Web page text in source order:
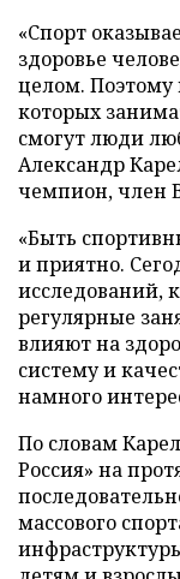
«Спорт
здоровье
целом. Поэтому
которых
смогут люди
Александр
чемпион, член
«Быть
и приятно.
исследований,
регулярные
влияют на
систему и
намного
По словам
Россия» на
массового